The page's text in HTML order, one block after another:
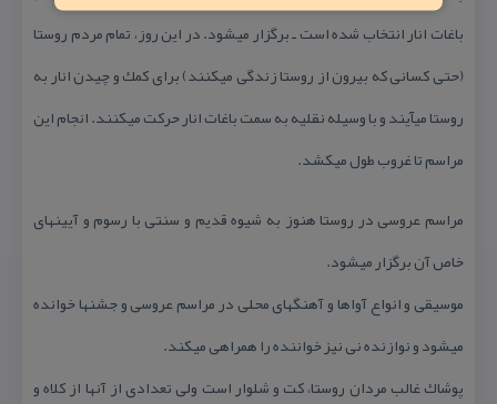
باغات انار انتخاب شده است ـ برگزار می‏شود. در این روز، تمام مردم روستا
(حتی كسانی كه بیرون از روستا زندگی می‏كنند) برای كمك و چیدن انار به
روستا می‏آیند و با وسیله نقلیه به سمت باغات انار حركت می‏كنند. انجام این
مراسم تا غروب طول می‏كشد.
مراسم عروسی در روستا هنوز به شیوه قدیم و سنتی با رسوم و آیین‏های
خاص آن برگزار می‏شود.
موسیقی و انواع آواها و آهنگ‏های محلی در مراسم عروسی و جشن‏ها خوانده
می‏شود و نوازنده نی نیز خواننده را همراهی می‏كند.
پوشاك غالب مردان روستا، كت و شلوار است ولی تعدادی از آن‏ها از كلاه و